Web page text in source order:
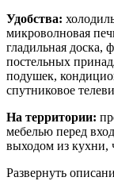
Удобства:
микроволновая
гладильная доска,
постельных
подушек,
спутниковое
На территории:
мебелью перед
выходом из кухни,
Развернуть